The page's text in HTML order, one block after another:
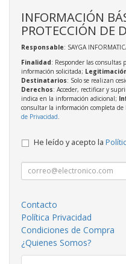
INFORMACIÓN
PROTECCIÓN DE
Responsable: SAYGA
Finalidad: Responder las consultas
información solicitada;
Destinatarios: Solo se realizan
Derechos: Acceder, rectificar y
indica en la información adicional;
consultar la información completa de
de Privacidad
He leído y acepto la
Contacto
Política Privacidad
Condiciones de Compra
¿Quienes Somos?